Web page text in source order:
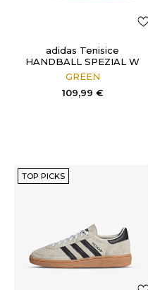
adidas Tenisice
HANDBALL SPEZIAL W
GREEN
109,99 €
TOP PICKS